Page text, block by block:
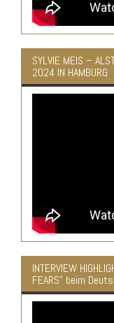
SYLVIE MEIS –
2024 IN HAMBURG
INTERVIEW
FEARS" beim